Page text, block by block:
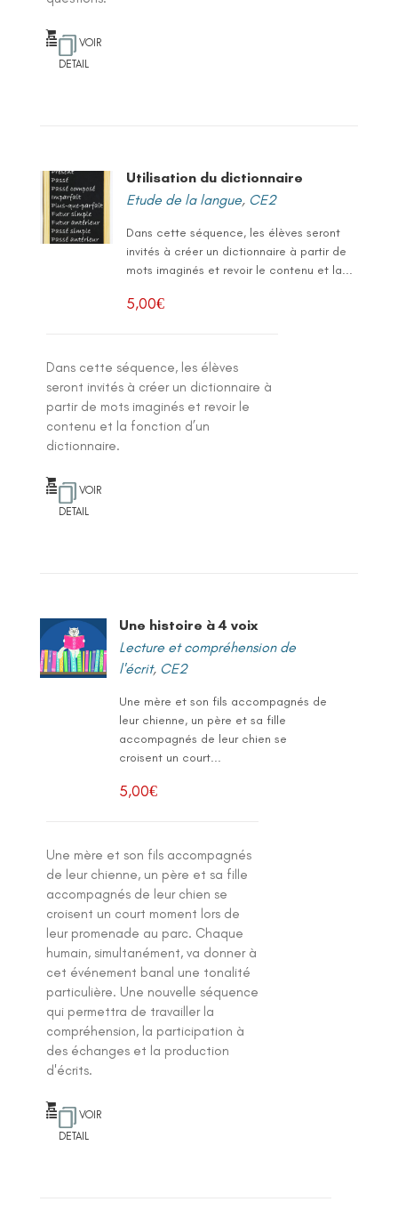
VOIR
DETAIL
Utilisation du dictionnaire
Etude de la langue, CE2
Dans cette séquence, les élèves seront
invités à créer un dictionnaire à partir de
mots imaginés et revoir le contenu et la...
5,00€
Dans cette séquence, les élèves
seront invités à créer un dictionnaire à
partir de mots imaginés et revoir le
contenu et la fonction d’un
dictionnaire.
VOIR
DETAIL
Une histoire à 4 voix
Lecture et compréhension de
l'écrit, CE2
Une mère et son fils accompagnés de
leur chienne, un père et sa fille
accompagnés de leur chien se
croisent un court...
5,00€
Une mère et son fils accompagnés
de leur chienne, un père et sa fille
accompagnés de leur chien se
croisent un court moment lors de
leur promenade au parc. Chaque
humain, simultanément, va donner à
cet événement banal une tonalité
particulière. Une nouvelle séquence
qui permettra de travailler la
compréhension, la participation à
des échanges et la production
d'écrits.
VOIR
DETAIL